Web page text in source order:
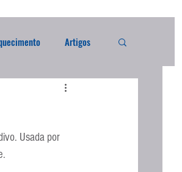
Artigos
Compra Exterior
Enquete
Usada por